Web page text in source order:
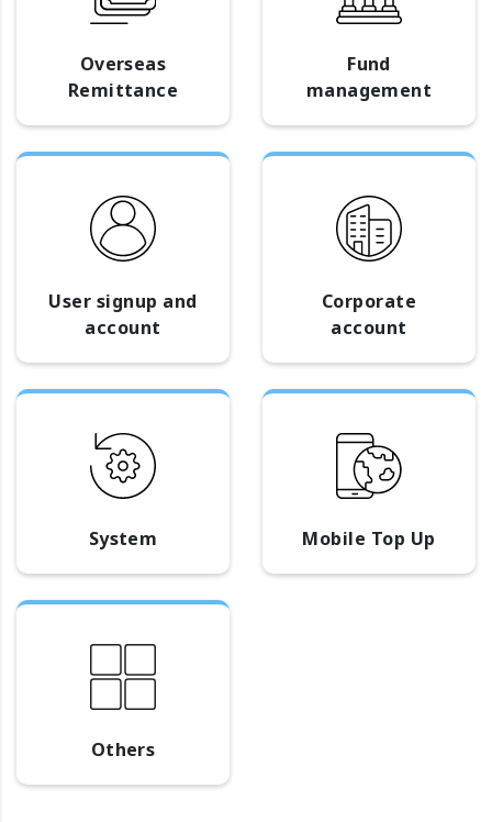
Overseas
Remittance
Fund
management
User signup and
account
Corporate
account
System Mobile Top Up
Others